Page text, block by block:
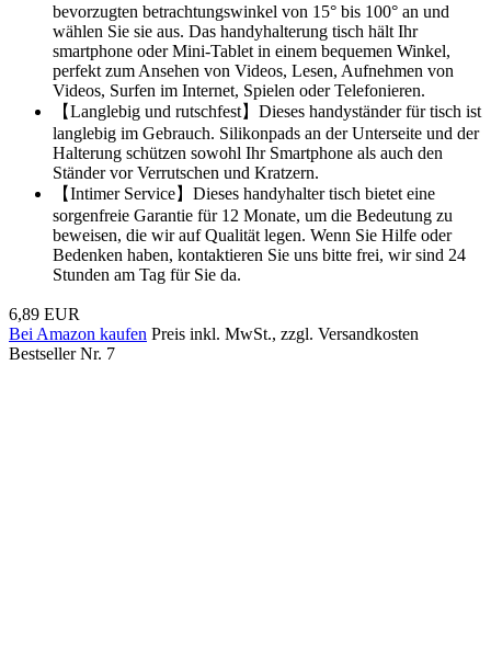
bevorzugten betrachtungswinkel von 15° bis 100° an und
wählen Sie sie aus. Das handyhalterung tisch hält Ihr
smartphone oder Mini-Tablet in einem bequemen Winkel,
perfekt zum Ansehen von Videos, Lesen, Aufnehmen von
Videos, Surfen im Internet, Spielen oder Telefonieren.
【Langlebig und rutschfest】Dieses handyständer für tisch ist
langlebig im Gebrauch. Silikonpads an der Unterseite und der
Halterung schützen sowohl Ihr Smartphone als auch den
Ständer vor Verrutschen und Kratzern.
【Intimer Service】Dieses handyhalter tisch bietet eine
sorgenfreie Garantie für 12 Monate, um die Bedeutung zu
beweisen, die wir auf Qualität legen. Wenn Sie Hilfe oder
Bedenken haben, kontaktieren Sie uns bitte frei, wir sind 24
Stunden am Tag für Sie da.
6,89 EUR
Bei Amazon kaufen Preis inkl. MwSt., zzgl. Versandkosten
Bestseller Nr. 7